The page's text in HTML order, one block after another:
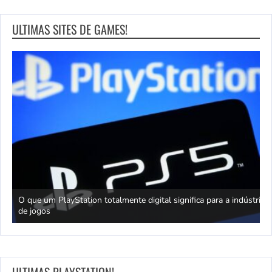
ULTIMAS SITES DE GAMES!
O que um PlayStation totalmente digital significa para a indústria
de jogos